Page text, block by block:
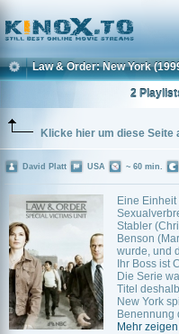
Home
Law & Order: New York
2
Klicke hier um diese Seite
Eine
Stabler
Benson
wurde, und
Ihr Boss ist
Die Serie
Titel
New York
Benennung
Mehr
David Platt USA ~ 60 min.